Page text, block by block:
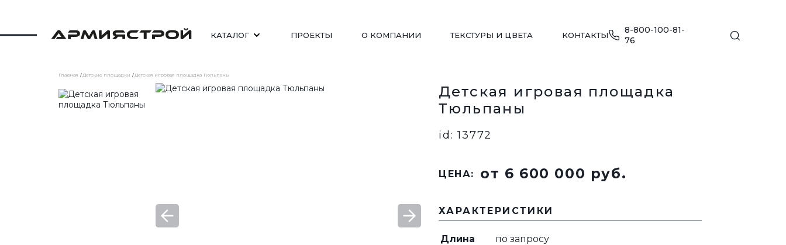
КАТАЛОГ
WORKOUT
ВЕЛОПАРКОВКИ
ПЕРЕЙТИ В КАТАЛОГ
ПРОЕКТЫ О КОМПАНИИ ТЕКСТУРЫ И ЦВЕТА КОНТАКТЫ
8-800-100-81-
76
Главная Детские площадки Детская игровая площадка Тюльпаны
Детская игровая площадка
Тюльпаны
id: 13772
ЦЕНА: от 6 600 000 pуб.
ХАРАКТЕРИСТИКИ
Длина
по запросу